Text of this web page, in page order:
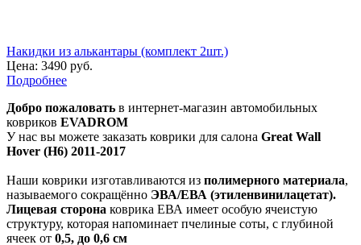
Накидки из алькантары (комплект 2шт.)
Цена: 3490 руб.
Подробнее
Добро пожаловать в интернет-магазин автомобильных
ковриков EVADROM
У нас вы можете заказать коврики для салона Great Wall
Hover (H6) 2011-2017
Наши коврики изготавливаются из полимерного материала,
называемого сокращённо ЭВА/ЕВА (этиленвинилацетат).
Лицевая сторона коврика ЕВА имеет особую ячеистую
структуру, которая напоминает пчелиные соты, с глубиной
ячеек от 0,5, до 0,6 см